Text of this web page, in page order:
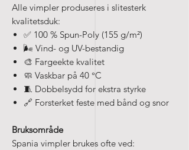
Alle vimpler produseres i slitesterk
kvalitetsduk:
✅ 100 % Spun-Poly (155 g/m²)
🌬️ Vind- og UV-bestandig
🎨 Fargeekte kvalitet
🧼 Vaskbar på 40 °C
🧵 Dobbelsydd for ekstra styrke
🔗 Forsterket feste med bånd og snor
Bruksområde
Spania vimpler brukes ofte ved: